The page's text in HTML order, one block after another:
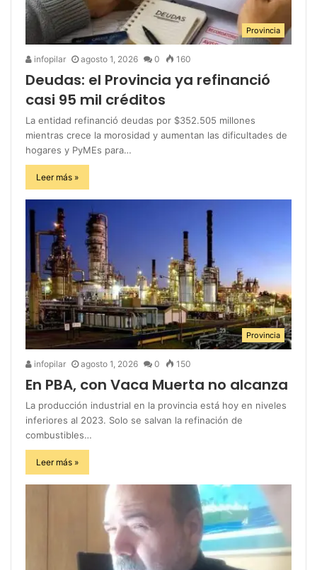
Provincia
infopilar agosto 1, 2026 0 160
Deudas: el Provincia ya refinanció
casi 95 mil créditos
La entidad refinanció deudas por $352.505 millones
mientras crece la morosidad y aumentan las dificultades de
hogares y PyMEs para…
Leer más »
Provincia
infopilar agosto 1, 2026 0 150
En PBA, con Vaca Muerta no alcanza
La producción industrial en la provincia está hoy en niveles
inferiores al 2023. Solo se salvan la refinación de
combustibles…
Leer más »